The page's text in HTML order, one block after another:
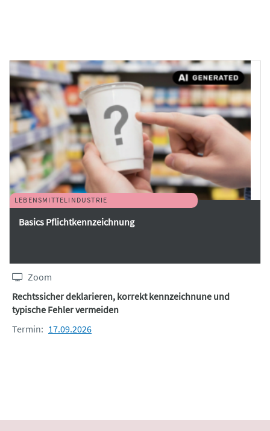
LEBENSMITTELINDUSTRIE
Basics Pflichtkennzeichnung
Zoom
Rechtssicher deklarieren, korrekt kennzeichnune und
typische Fehler vermeiden
Termin: 17.09.2026